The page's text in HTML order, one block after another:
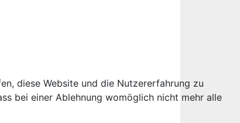
diese Website und die Nutzererfahrung zu
bei einer Ablehnung womöglich nicht mehr alle